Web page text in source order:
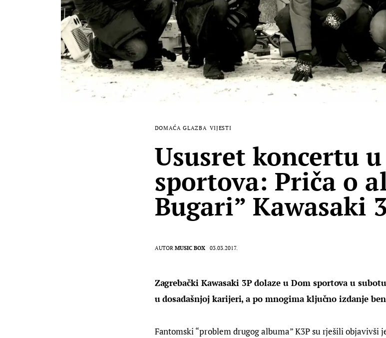
DOMAĆA GLAZBA VIJESTI
Ususret koncertu
sportova: Priča o
Bugari” Kawasaki
AUTOR MUSIC BOX 03.03.2017.
Zagrebački Kawasaki 3P dolaze u Dom sportova u
u dosadašnjoj karijeri, a po mnogima ključno izdanje
Fantomski “problem drugog albuma” K3P su rješili objavivši